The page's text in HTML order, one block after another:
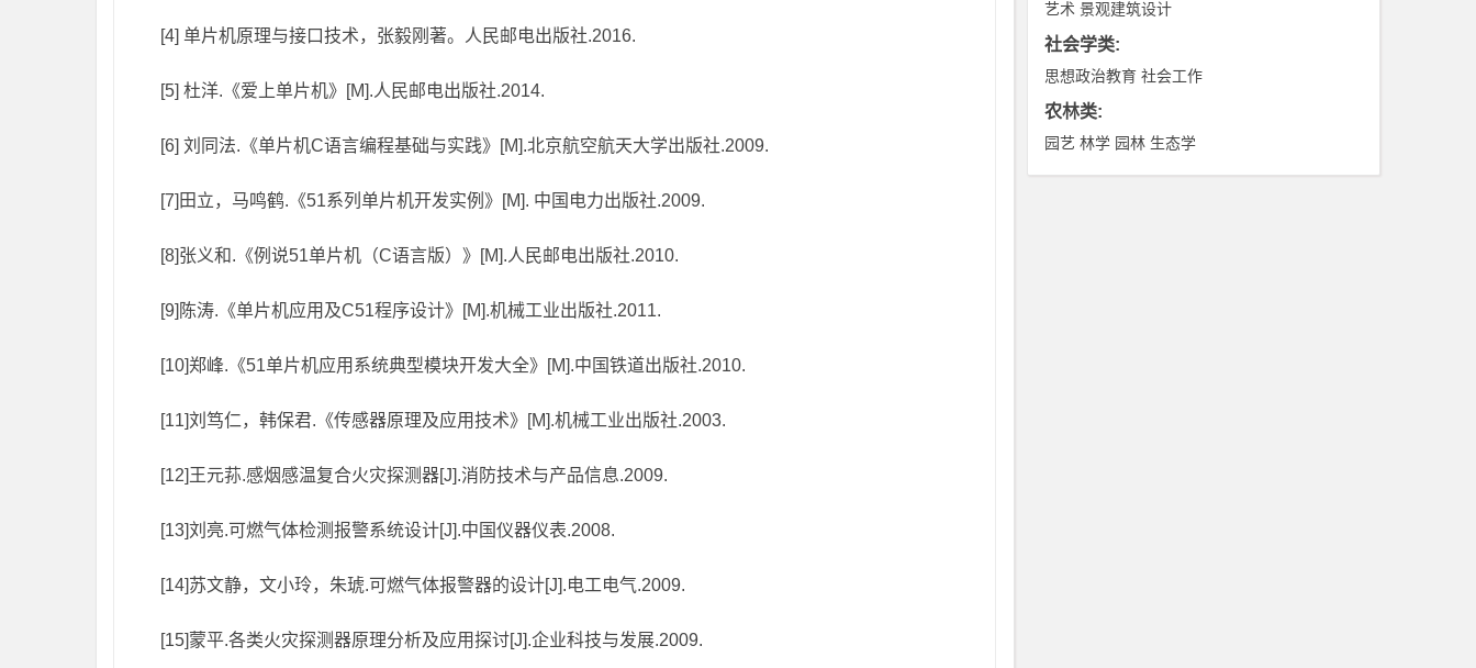
[4] 单片机原理与接口技术，张毅刚著。人民邮电出版社.2016.
[5] 杜洋.《爱上单片机》[M].人民邮电出版社.2014.
[6] 刘同法.《单片机C语言编程基础与实践》[M].北京航空航天大学出版社.2009.
[7]田立，马鸣鹤.《51系列单片机开发实例》[M]. 中国电力出版社.2009.
[8]张义和.《例说51单片机（C语言版）》[M].人民邮电出版社.2010.
[9]陈涛.《单片机应用及C51程序设计》[M].机械工业出版社.2011.
[10]郑峰.《51单片机应用系统典型模块开发大全》[M].中国铁道出版社.2010.
[11]刘笃仁，韩保君.《传感器原理及应用技术》[M].机械工业出版社.2003.
[12]王元荪.感烟感温复合火灾探测器[J].消防技术与产品信息.2009.
[13]刘亮.可燃气体检测报警系统设计[J].中国仪器仪表.2008.
[14]苏文静，文小玲，朱琥.可燃气体报警器的设计[J].电工电气.2009.
[15]蒙平.各类火灾探测器原理分析及应用探讨[J].企业科技与发展.2009.
艺术 景观建筑设计
社会学类:
思想政治教育 社会工作
农林类:
园艺 林学 园林 生态学